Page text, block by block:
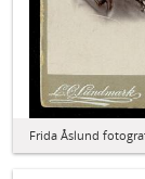
Frida Åslund